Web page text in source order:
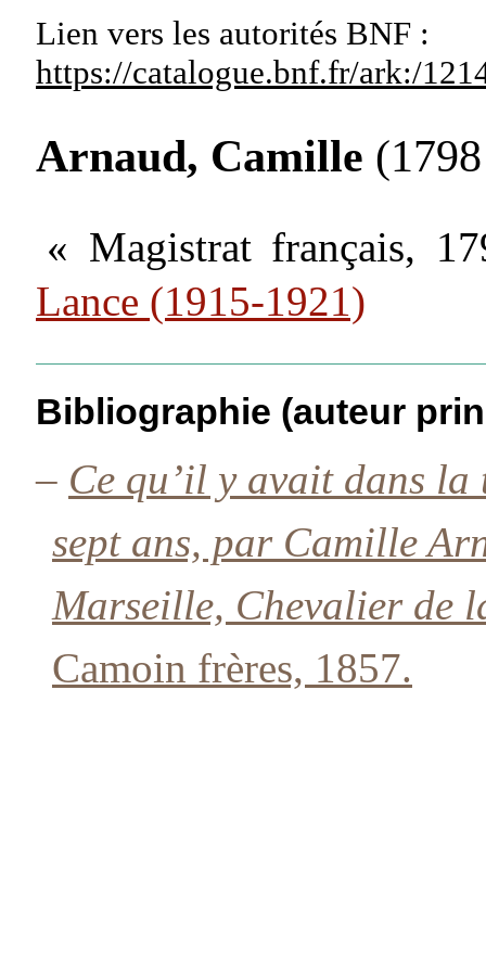
Lien vers les autorités BNF :
https://catalogue.bnf.fr/ark:/
Arnaud, Camille
« Magistrat français,
Lance (1915-1921)
Bibliographie (auteur
– Ce qu’il y avait dans la
sept ans, par Camille
Marseille, Chevalier de
Camoin frères, 1857.